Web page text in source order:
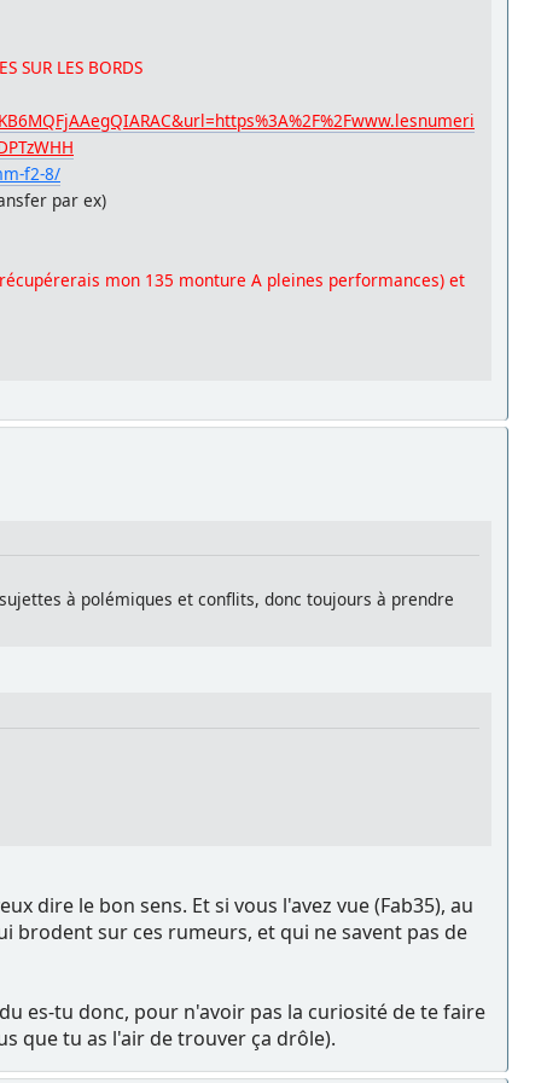
SUR LES BORDS
f2-8/
par ex)
mon 135 monture A pleines performances) et
à polémiques et conflits, donc toujours à prendre
dire le bon sens. Et si vous l'avez vue (Fab35), au
brodent sur ces rumeurs, et qui ne savent pas de
es-tu donc, pour n'avoir pas la curiosité de te faire
que tu as l'air de trouver ça drôle).